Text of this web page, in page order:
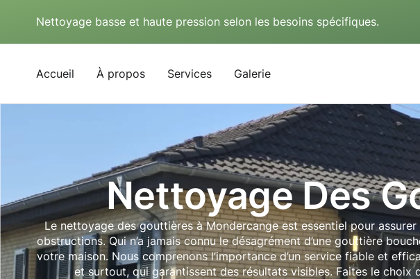
Nettoyage basse et haute pression selon les besoins spécifiques.
Accueil À propos Services Galerie
Nettoyage Des
Le nettoyage des gouttières à Mondercange est essentiel pour
obstructions. Qui n’a jamais connu le désagrément d’une gouttière
votre maison. Nous comprenons l’importance d’un service fiable et
et surtout, qui garantissent des résultats visibles. Faites le choix